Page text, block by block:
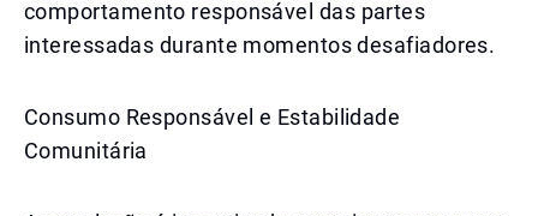
comportamento responsável das partes
interessadas durante momentos desafiadores.
Consumo Responsável e Estabilidade
Comunitária